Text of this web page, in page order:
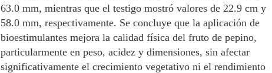
63.0 mm, mientras que el testigo mostró valores de 22.9 cm y
58.0 mm, respectivamente. Se concluye que la aplicación de
bioestimulantes mejora la calidad física del fruto de pepino,
particularmente en peso, acidez y dimensiones, sin afectar
significativamente el crecimiento vegetativo ni el rendimiento